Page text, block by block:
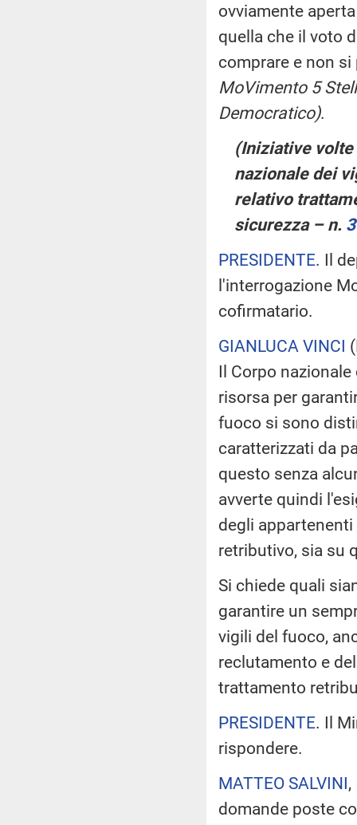
ovviamente
quella che il voto
comprare e non
MoVimento 5
Democratico).
(Iniziative
nazionale dei
relativo
sicurezza – n.
PRESIDENTE. Il
l'interrogazione
cofirmatario.
GIANLUCA VINCI (
Il Corpo
risorsa per
fuoco si sono
caratterizzati da
questo senza
avverte quindi
degli
retributivo, sia su
Si chiede quali
garantire un
vigili del fuoco,
reclutamento e
trattamento
PRESIDENTE. Il
rispondere.
MATTEO SALVINI,
domande poste